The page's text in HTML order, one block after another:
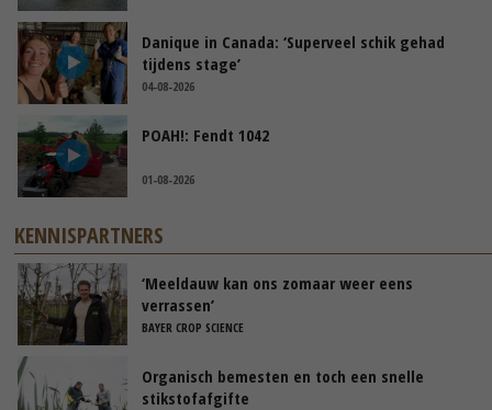
Danique in Canada: ‘Superveel schik gehad
tijdens stage’
04-08-2026
POAH!: Fendt 1042
01-08-2026
KENNISPARTNERS
‘Meeldauw kan ons zomaar weer eens
verrassen’
BAYER CROP SCIENCE
Organisch bemesten en toch een snelle
stikstofafgifte